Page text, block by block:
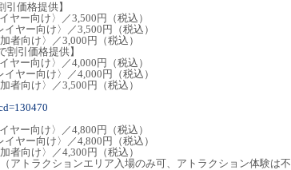
引価格提供】
ヤー向け〉／3,500円（税込）
ヤー向け〉／3,500円（税込）
者向け〉／3,000円（税込）
割引価格提供】
ヤー向け〉／4,000円（税込）
ヤー向け〉／4,000円（税込）
者向け〉／3,500円（税込）
ヤー向け〉／4,800円（税込）
ヤー向け〉／4,800円（税込）
者向け〉／4,300円（税込）
アトラクションエリア入場のみ可、アトラクション体験は不